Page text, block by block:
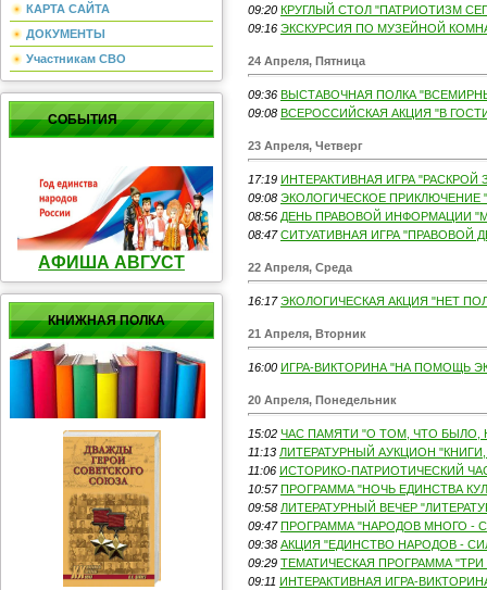
КАРТА САЙТА
ДОКУМЕНТЫ
Участникам СВО
СОБЫТИЯ
АФИША АВГУСТ
КНИЖНАЯ ПОЛКА
09:20 КРУГЛЫЙ СТОЛ "ПАТРИОТИЗМ
09:16 ЭКСКУРСИЯ ПО МУЗЕЙНОЙ
24 Апреля, Пятница
09:36 ВЫСТАВОЧНАЯ ПОЛКА
09:08 ВСЕРОССИЙСКАЯ АКЦИЯ "В ГОСТИ
23 Апреля, Четверг
17:19 ИНТЕРАКТИВНАЯ ИГРА "РАСКРОЙ
09:08 ЭКОЛОГИЧЕСКОЕ ПРИКЛЮЧЕНИЕ
08:56 ДЕНЬ ПРАВОВОЙ ИНФОРМАЦИИ
08:47 СИТУАТИВНАЯ ИГРА "ПРАВОВОЙ
22 Апреля, Среда
16:17 ЭКОЛОГИЧЕСКАЯ АКЦИЯ "НЕТ
21 Апреля, Вторник
16:00 ИГРА-ВИКТОРИНА "НА ПОМОЩЬ
20 Апреля, Понедельник
15:02 ЧАС ПАМЯТИ "О ТОМ, ЧТО БЫЛО,
11:13 ЛИТЕРАТУРНЫЙ АУКЦИОН
11:06 ИСТОРИКО-ПАТРИОТИЧЕСКИЙ
10:57 ПРОГРАММА "НОЧЬ ЕДИНСТВА
09:58 ЛИТЕРАТУРНЫЙ ВЕЧЕР
09:47 ПРОГРАММА "НАРОДОВ МНОГО -
09:38 АКЦИЯ "ЕДИНСТВО НАРОДОВ -
09:29 ТЕМАТИЧЕСКАЯ ПРОГРАММА "ТРИ
09:11 ИНТЕРАКТИВНАЯ ИГРА-